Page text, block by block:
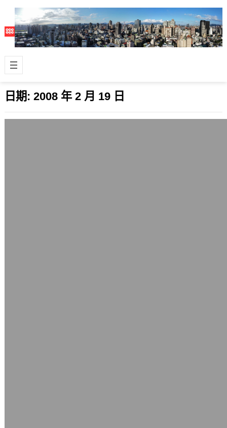
日期: 2008 年 2 月 19 日